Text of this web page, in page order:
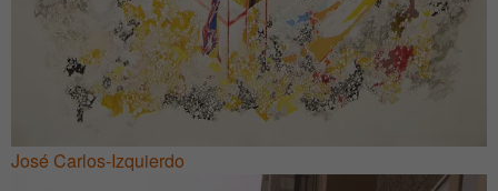
José Carlos-Izquierdo